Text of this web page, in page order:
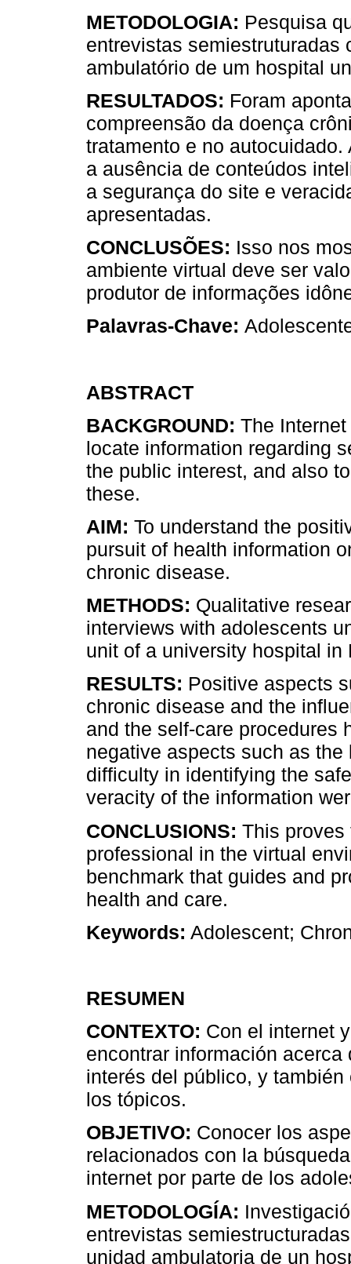
METODOLOGIA: Pesquisa
entrevistas semiestruturadas
ambulatório de um hospital
RESULTADOS: Foram
compreensão da doença
tratamento e no
a ausência de conteúdos
a segurança do site e
apresentadas.
CONCLUSÕES: Isso nos
ambiente virtual deve ser
produtor de informações
Palavras-Chave:
ABSTRACT
BACKGROUND: The
locate information regarding
the public interest, and also
these.
AIM: To understand the
pursuit of health information
chronic disease.
METHODS: Qualitative
interviews with adolescents
unit of a university hospital in
RESULTS: Positive aspects
chronic disease and the
and the self-care procedures
negative aspects such as
difficulty in identifying the
veracity of the information
CONCLUSIONS: This proves
professional in the virtual
benchmark that guides and
health and care.
Keywords: Adolescent;
RESUMEN
CONTEXTO: Con el internet
encontrar información
interés del público, y
los tópicos.
OBJETIVO: Conocer los
relacionados con la
internet por parte de los
METODOLOGÍA:
entrevistas
unidad ambulatoria de un